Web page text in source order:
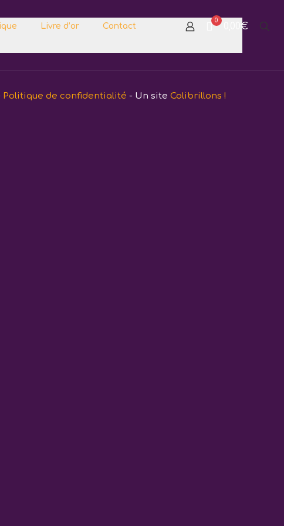
Livre d’or Contact
0
0,00€
Politique de confidentialité - Un site Colibrillons !